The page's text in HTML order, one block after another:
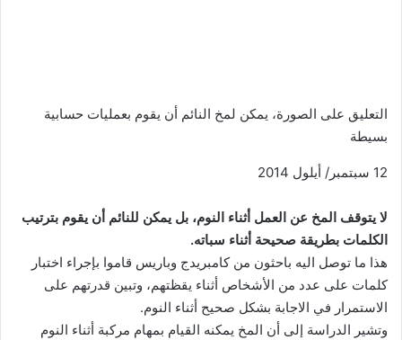
التعليق على الصورة، يمكن لمخ النائم أن يقوم بعمليات حسابية
بسيطة
12 سبتمبر/ أيلول 2014
لا يتوقف المخ عن العمل أثناء النوم، بل يمكن للنائم أن يقوم بترتيب
الكلمات بطريقة صحيحة أثناء سباته.
هذا ما توصل اليه باحثون من كامبريدج وباريس قاموا بإجراء اختبار
كلمات على عدد من الأشخاص أثناء يقظتهم، وتبين قدرتهم على
الاستمرار في الاجابة بشكل صحيح أثناء النوم.
وتشير الدراسة إلى أن المخ يمكنه القيام بمهام مركبة أثناء النوم